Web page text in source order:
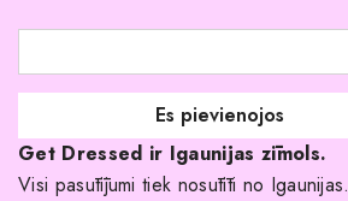
Līgavas družiņu kleitas
Veikali
Kāpēc izvēlēties mūs?
Get Dressed ir Igaunijas zīmols.
Visi pasūtījumi tiek nosūtīti no Igaunijas.